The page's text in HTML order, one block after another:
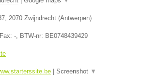
2070 Zwijndrecht (Antwerpen)
Fax: - , BTW-nr: BE0748439429
| Screenshot ▼